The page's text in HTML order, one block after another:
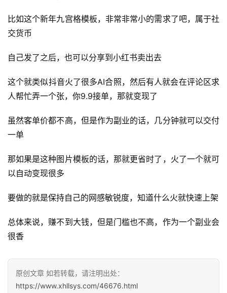
首
行
快
讯
开
眼
例
避
坑
南
运
登录
比如这个新年九宫格模板，非常非常小的需求了吧，属于社
交货币
自己发了之后，也可以分享到小红书卖出去
这个就类似抖音火了很多AI合照，然后有人就会在评论区求
人帮忙弄一个张，你9.9接单，那就变现了
虽然客单价都不高，但是作为副业的话，几分钟就可以交付
一单
那如果是这种图片模板的话，那就更省时了，火了一个就可
以自动变现很多
要做的就是保持自己的网感敏锐度，知道什么火就快速上架
总体来说，赚不到大钱，但是门槛也不高，作为一个副业会
很香
原创文章 如若转载，请注明出处：
https://www.xhllsys.com/46676.html